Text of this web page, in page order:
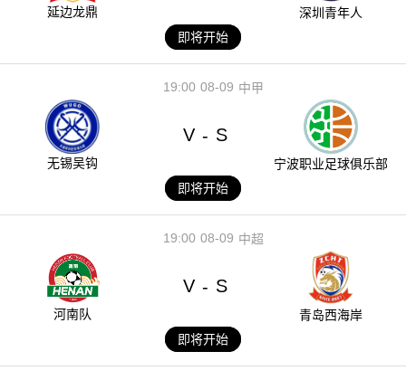
延边龙鼎
深圳青年人
即将开始
08-09
19:00 中甲
无锡吴钩
V - S
宁波职业足球俱乐部
即将开始
08-09
19:00 中超
河南队
V - S
青岛西海岸
即将开始